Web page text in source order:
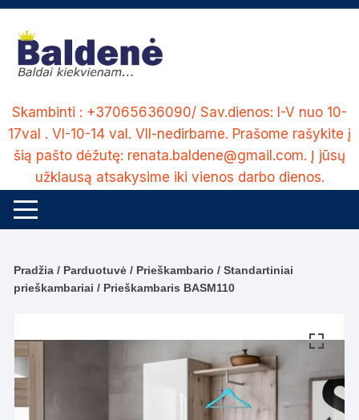
Skip
content
Skambinti : +37065636090/ Sav.dienos: I-V nuo 10-
17val . VI-10-14 val. VII-nedirbame. Prašome rašykite į
šią pašto dėžutę: renata.baldene@gmail.com. Į jūsų
užklausą atsakysime iki vienos darbo dienos.
Pradžia / Parduotuvė / Prieškambario /Standartiniai
prieškambariai / Prieškambaris BASM110